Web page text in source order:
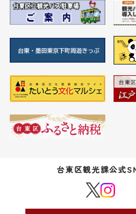
台東区観光課公式